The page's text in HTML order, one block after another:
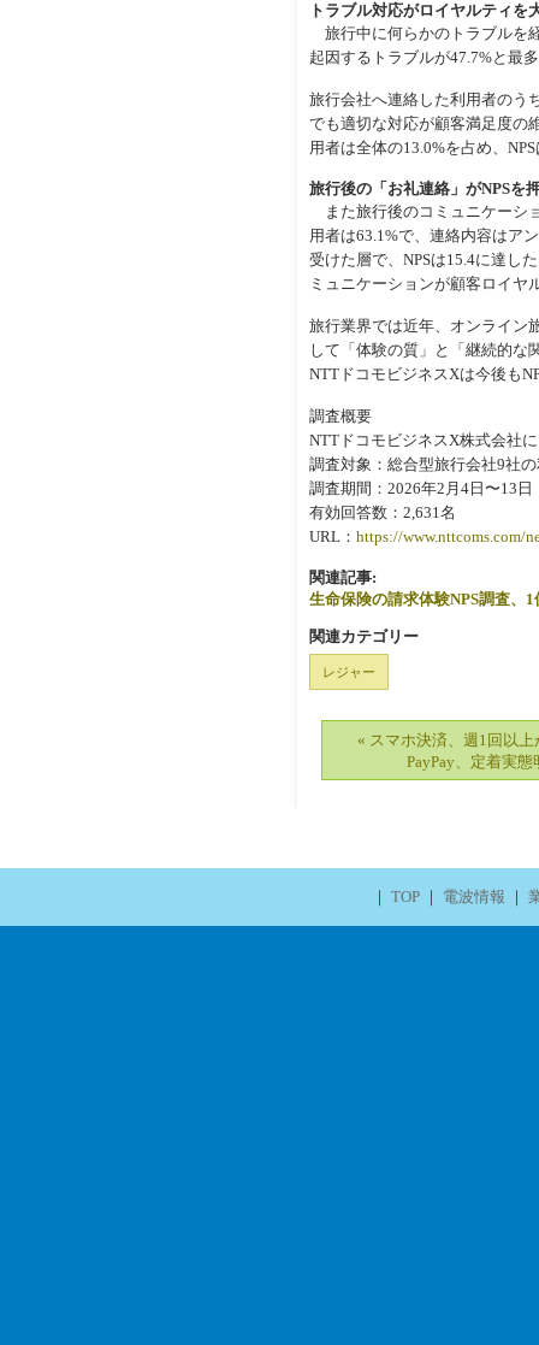
トラブル対応がロイヤルティを
旅行中に何らかのトラブルを
起因するトラブルが47.7%と最
旅行会社へ連絡した利用者のう
でも適切な対応が顧客満足度の
用者は全体の13.0%を占め、
旅行後の「お礼連絡」がNPSを
また旅行後のコミュニケーシ
用者は63.1%で、連絡内容はア
受けた層で、NPSは15.4に達し
ミュニケーションが顧客ロイヤ
旅行業界では近年、オンライン
して「体験の質」と「継続的な
NTTドコモビジネスXは今後も
調査概要
NTTドコモビジネスX株式会社
調査対象：総合型旅行会社9社
調査期間：2026年2月4日〜13日
有効回答数：2,631名
URL： https://www.nttcoms.com/
関連記事:
生命保険の請求体験NPS調査、
関連カテゴリー
レジャー
« スマホ決済、週1回以
PayPay、定着実態
｜ TOP｜ 電波情報 ｜